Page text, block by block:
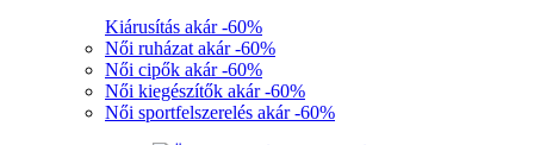
Kiárusítás akár -60%
Női ruházat akár -60%
Női cipők akár -60%
Női kiegészítők akár -60%
Női sportfelszerelés akár -60%